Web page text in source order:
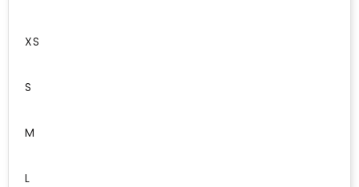
XS
S
M
L